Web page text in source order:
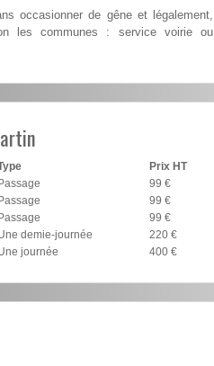
occasionner de gêne et légalement,
les communes : service voirie ou
Prix HT
Passage
99 €
Passage
99 €
Passage
99 €
demie-journée
220 €
journée 400 €